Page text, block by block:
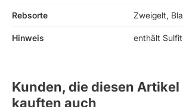
Rebsorte Zweigelt,
Hinweis enthält
Kunden, die diesen
kauften auch